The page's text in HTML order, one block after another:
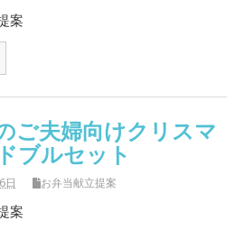
案
ご夫婦向けクリスマ
ブルセット
日 お弁当献立提案
案